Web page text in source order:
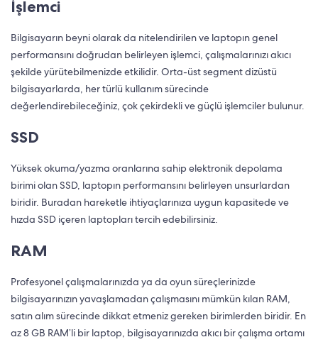
İşlemci
Bilgisayarın beyni olarak da nitelendirilen ve laptopın genel
performansını doğrudan belirleyen işlemci, çalışmalarınızı akıcı
şekilde yürütebilmenizde etkilidir. Orta-üst segment dizüstü
bilgisayarlarda, her türlü kullanım sürecinde
değerlendirebileceğiniz, çok çekirdekli ve güçlü işlemciler bulunur.
SSD
Yüksek okuma/yazma oranlarına sahip elektronik depolama
birimi olan SSD, laptopın performansını belirleyen unsurlardan
biridir. Buradan hareketle ihtiyaçlarınıza uygun kapasitede ve
hızda SSD içeren laptopları tercih edebilirsiniz.
RAM
Profesyonel çalışmalarınızda ya da oyun süreçlerinizde
bilgisayarınızın yavaşlamadan çalışmasını mümkün kılan RAM,
satın alım sürecinde dikkat etmeniz gereken birimlerden biridir. En
az 8 GB RAM’li bir laptop, bilgisayarınızda akıcı bir çalışma ortamı